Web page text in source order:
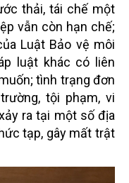
thải, tái chế một
vẫn còn hạn chế;
Luật Bảo vệ môi
luật khác có liên
tình trạng đơn
tội phạm, vi
ra tại một số địa
tạp, gây mất trật